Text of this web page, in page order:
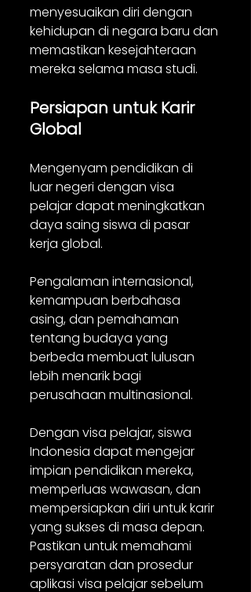
menyesuaikan diri dengan
kehidupan di negara baru dan
memastikan kesejahteraan
mereka selama masa studi.
Persiapan untuk Karir
Global
Mengenyam pendidikan di
luar negeri dengan visa
pelajar dapat meningkatkan
daya saing siswa di pasar
kerja global.
Pengalaman internasional,
kemampuan berbahasa
asing, dan pemahaman
tentang budaya yang
berbeda membuat lulusan
lebih menarik bagi
perusahaan multinasional.
Dengan visa pelajar, siswa
Indonesia dapat mengejar
impian pendidikan mereka,
memperluas wawasan, dan
mempersiapkan diri untuk karir
yang sukses di masa depan.
Pastikan untuk memahami
persyaratan dan prosedur
aplikasi visa pelajar sebelum